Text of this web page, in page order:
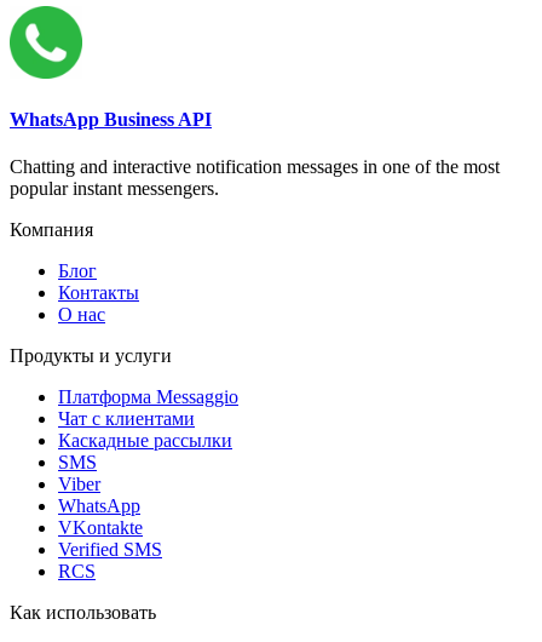
WhatsApp Business API
Chatting and interactive notification messages in one of the most
popular instant messengers.
Компания
Блог
Контакты
О нас
Продукты и услуги
Платформа Messaggio
Чат с клиентами
Каскадные рассылки
SMS
Viber
WhatsApp
VKontakte
Verified SMS
RCS
Как использовать